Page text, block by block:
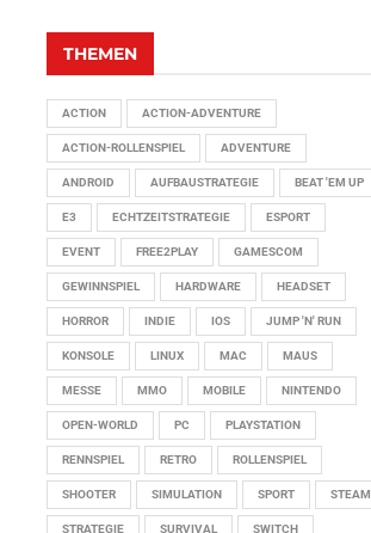
THEMEN
ACTION ACTION-ADVENTURE
ACTION-ROLLENSPIEL ADVENTURE
ANDROID AUFBAUSTRATEGIE BEAT 'EM UP
E3 ECHTZEITSTRATEGIE ESPORT
EVENT FREE2PLAY GAMESCOM
GEWINNSPIEL HARDWARE HEADSET
HORROR INDIE IOS JUMP 'N' RUN
KONSOLE LINUX MAC MAUS
MESSE MMO MOBILE NINTENDO
OPEN-WORLD PC PLAYSTATION
RENNSPIEL RETRO ROLLENSPIEL
SHOOTER SIMULATION SPORT STEAM
STRATEGIE SURVIVAL SWITCH